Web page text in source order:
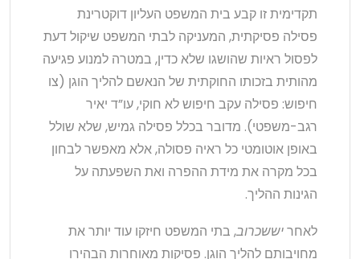
תקדימית זו קבע בית המשפט העליון דוקטרינת
פסילה פסיקתית, המעניקה לבתי המשפט שיקול דעת
לפסול ראיות שהושגו שלא כדין, במטרה למנוע פגיעה
מהותית בזכותו החוקתית של הנאשם להליך הוגן (צו
חיפוש: פסילה עקב חיפוש לא חוקי, עו”ד יאיר
רגב-משפטי). מדובר בכלל פסילה גמיש, שלא שולל
באופן אוטומטי כל ראיה פסולה, אלא מאפשר לבחון
בכל מקרה את מידת ההפרה ואת השפעתה על
הגינות ההליך.
לאחריששכרוב, בתי המשפט חיזקו עוד יותר את
מחויבותם להליך הוגן. פסיקות מאוחרות הבהירו